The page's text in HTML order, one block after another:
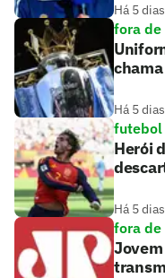
Há 5 dias
fora de
Há 5 dias
futebol
Herói
Há 5 dias
fora de